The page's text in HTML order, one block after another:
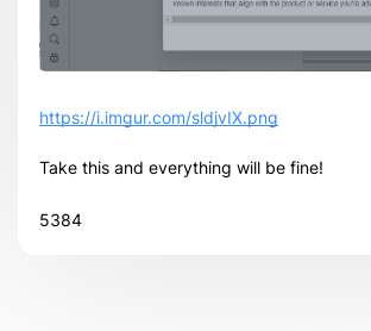
https://i.imgur.com/sldjvIX.png
Take this and everything will be fine!
5384